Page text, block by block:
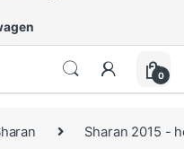
0
Sharan 2015 -